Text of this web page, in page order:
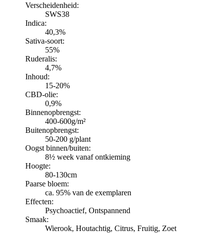
Verscheidenheid:
SWS38
Indica:
40,3%
Sativa-soort:
55%
Ruderalis:
4,7%
Inhoud:
15-20%
CBD-olie:
0,9%
Binnenopbrengst:
400-600g/m²
Buitenopbrengst:
50-200 g/plant
Oogst binnen/buiten:
8½ week vanaf ontkieming
Hoogte:
80-130cm
Paarse bloem:
ca. 95% van de exemplaren
Effecten:
Psychoactief, Ontspannend
Smaak:
Wierook, Houtachtig, Citrus, Fruitig, Zoet